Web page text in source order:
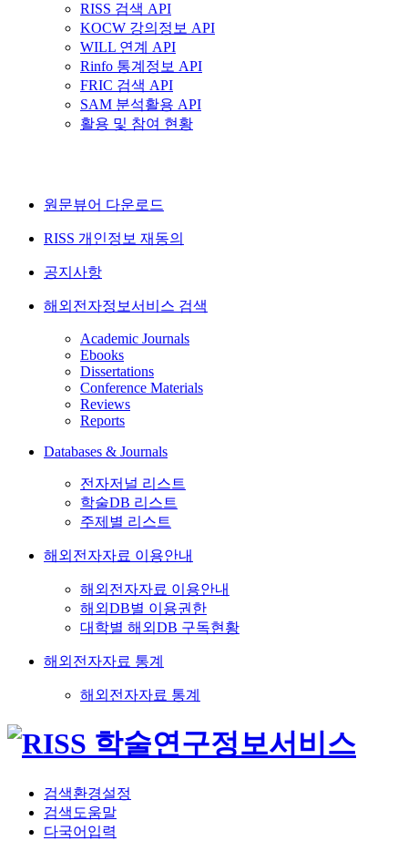
RISS 검색 API
KOCW 강의정보 API
WILL 연계 API
Rinfo 통계정보 API
FRIC 검색 API
SAM 분석활용 API
활용 및 참여 현황
원문뷰어 다운로드
RISS 개인정보 재동의
공지사항
해외전자정보서비스 검색
Academic Journals
Ebooks
Dissertations
Conference Materials
Reviews
Reports
Databases & Journals
전자저널 리스트
학술DB 리스트
주제별 리스트
해외전자자료 이용안내
해외전자자료 이용안내
해외DB별 이용권한
대학별 해외DB 구독현황
해외전자자료 통계
해외전자자료 통계
검색환경설정
검색도움말
다국어입력